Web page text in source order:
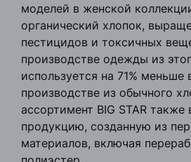
моделей в женской
органический хлопок,
пестицидов и токсичных
производстве одежды из
используется на 71%
производстве из обычного
ассортимент BIG STAR также
продукцию, созданную из
материалов, включая